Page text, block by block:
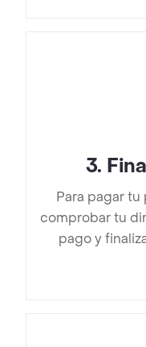
3.
Para pagar
comprobar tu
pago y